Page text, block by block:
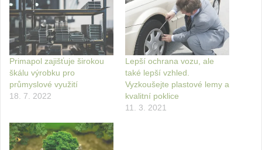
Primapol zajišťuje širokou
škálu výrobku pro
průmyslové využití
18. 7. 2022
Lepší ochrana vozu, ale
také lepší vzhled.
Vyzkoušejte plastové lemy a
kvalitní poklice
11. 3. 2021